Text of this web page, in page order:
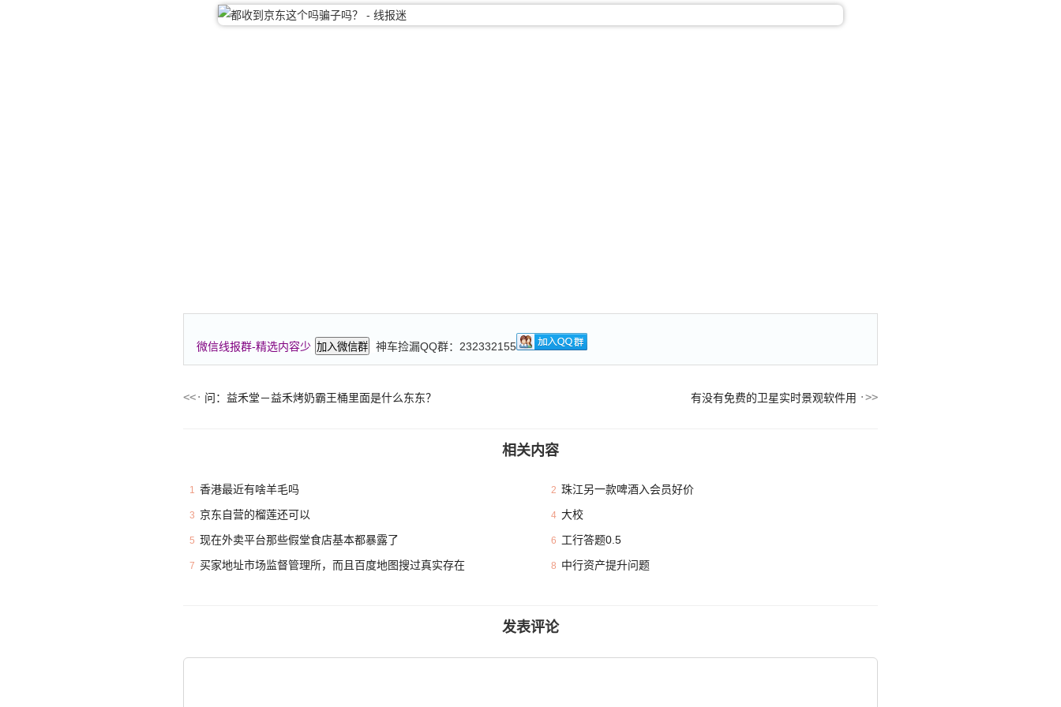
微信线报群-精选内容少 加入微信群 神车捡漏QQ群：232332155
问：益禾堂－益禾烤奶霸王桶里面是什么东东？ 有没有免费的卫星实时景观软件用
相关内容
1 香港最近有啥羊毛吗 2 珠江另一款啤酒入会员好价
3 京东自营的榴莲还可以 4 大校
5 现在外卖平台那些假堂食店基本都暴露了 6 工行答题0.5
7 买家地址市场监督管理所，而且百度地图搜过真实存在 8 中行资产提升问题
发表评论